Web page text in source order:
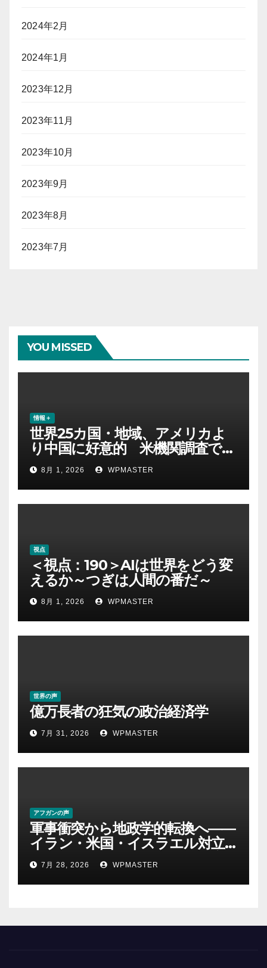
2024年2月
2024年1月
2023年12月
2023年11月
2023年10月
2023年9月
2023年8月
2023年7月
YOU MISSED
情報＋
世界25カ国・地域、アメリカよ
り中国に好意的 米機関調査で初
めて多数派に
8月 1, 2026 WPMASTER
視点
＜視点：190＞AIは世界をどう変
えるか～つぎは人間の番だ～
8月 1, 2026 WPMASTER
世界の声
億万長者の狂気の政治経済学
7月 31, 2026 WPMASTER
アフガンの声
軍事衝突から地政学的転換へ――
イラン・米国・イスラエル対立
後の中東 権力、抵抗、世界秩序
を問い直す-第２部
7月 28, 2026 WPMASTER